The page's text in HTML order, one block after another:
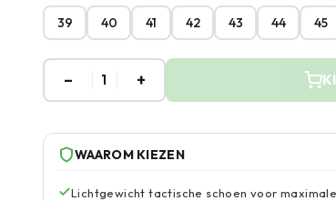
39
40 41 42 43 44 45
– 1 +
WAAROM KIEZEN
Lichtgewicht tactische schoen voor